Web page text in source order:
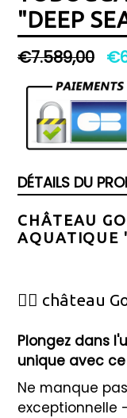
"DEEP
Prix
régulier
€7.589,00
DÉTAILS DU
CHÂTEAU
AQUATIQUE
🦸‍♂️ château
Plongez dans
unique avec
Ne manque
exceptionnelle